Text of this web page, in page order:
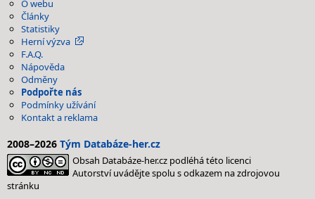
O webu
Články
Statistiky
Herní výzva
F.A.Q.
Nápověda
Odměny
Podpořte nás
Podmínky užívání
Kontakt a reklama
2008–2026 Tým Databáze-her.cz
Obsah Databáze-her.cz podléhá této licenci
Autorství uvádějte spolu s odkazem na zdrojovou
stránku